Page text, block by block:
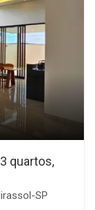
quartos,
SP